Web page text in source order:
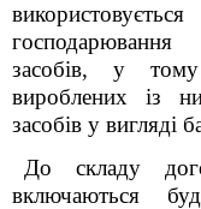
засобів, у
вироблених із
засобів у вигляді
До складу
включаються